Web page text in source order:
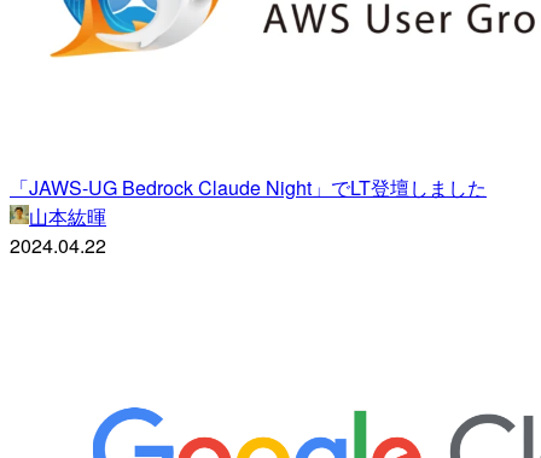
「JAWS-UG Bedrock Claude Night」でLT登壇しました
山本紘暉
2024.04.22